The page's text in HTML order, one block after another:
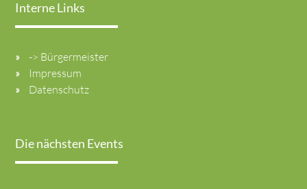
Interne Links
-> Bürgermeister
Impressum
Datenschutz
Die nächsten Events